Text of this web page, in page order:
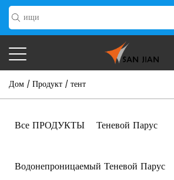
Дом / Продукт / тент
Все ПРОДУКТЫ Теневой Парус
Водонепроницаемый Теневой Парус